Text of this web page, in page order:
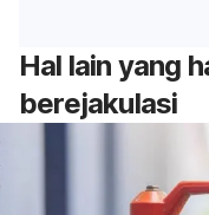
Hal lain yang
berejakulasi